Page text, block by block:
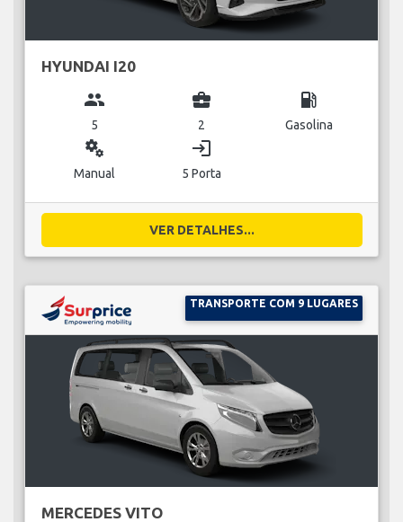
HYUNDAI I20
group
5
business_center
2
local_gas_station
Gasolina
miscellaneous_services
Manual
login
5 Porta
VER DETALHES...
TRANSPORTE COM 9 LUGARES
MERCEDES VITO